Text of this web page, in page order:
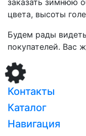
заказать зимнюю
цвета, высоты
Будем рады
покупателей. Вас
Контакты
Каталог
Навигация